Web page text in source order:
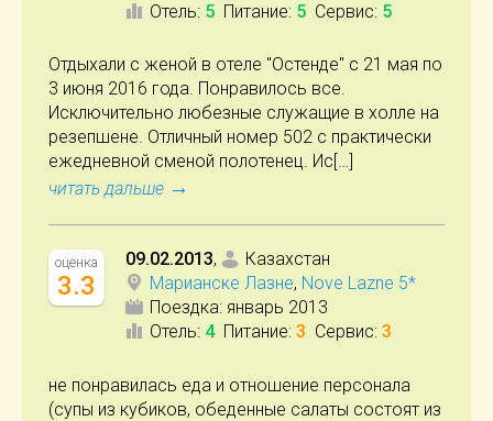
Отель: 5 Питание: 5 Сервис: 5
Отдыхали с женой в отеле "Остенде" с 21 мая по
3 июня 2016 года. Понравилось все.
Исключительно любезные служащие в холле на
резепшене. Отличный номер 502 с практически
ежедневной сменой полотенец. Ис[…]
читать дальше →
оценка
3.3
09.02.2013,
Казахстан
Марианске Лазне, Nove Lazne 5*
Поездка: январь 2013
Отель: 4 Питание: 3 Сервис: 3
не понравилась еда и отношение персонала
(супы из кубиков, обеденные салаты состоят из